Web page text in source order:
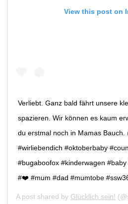
View this post on
Verliebt. Ganz bald fährt unsere
spazieren. Wir können es kaum
du erstmal noch in Mamas Bauch.
#wirliebendich #oktoberbaby
#bugaboofox #kinderwagen
#❤️ #mum #dad #mumtobe
A post shared by Glücklich sein!